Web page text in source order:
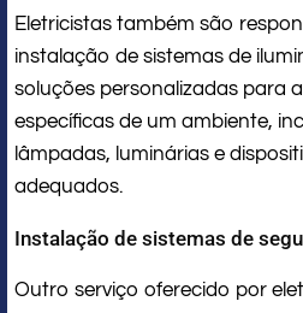
Eletricistas também são
instalação de sistemas de
soluções personalizadas para
específicas de um ambiente,
lâmpadas, luminárias e
adequados.
Instalação de sistemas de
Outro serviço oferecido por